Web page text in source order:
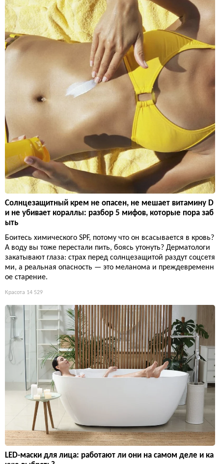
Солнцезащитный крем не опасен, не мешает витамину D
и не убивает кораллы: разбор 5 мифов, которые пора заб
ыть
Боитесь химического SPF, потому что он всасывается в кровь?
А воду вы тоже перестали пить, боясь утонуть? Дерматологи
закатывают глаза: страх перед солнцезащитой раздут соцсетя
ми, а реальная опасность — это меланома и преждевременн
ое старение.
Красота 14 529
LED-маски для лица: работают ли они на самом деле и ка